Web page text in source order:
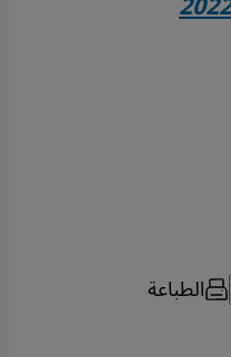
الطباعة